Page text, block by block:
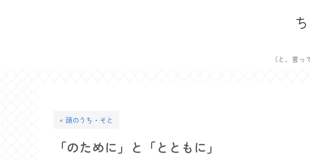
（と、言っ
« 頭のうち・そと
「のために」と「とともに」